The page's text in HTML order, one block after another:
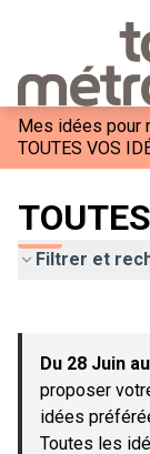
Mes idées pour
TOUTES VOS
Filtrer et
−
Du 28 Juin
proposer
idées
Toutes les